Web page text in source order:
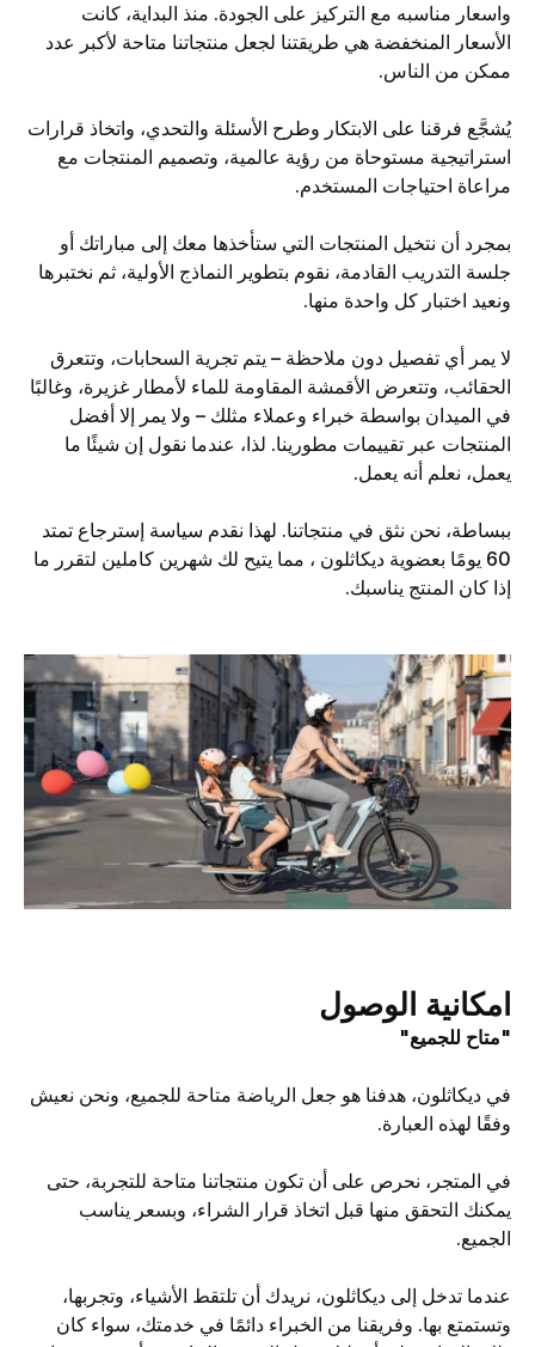
واسعار مناسبه مع التركيز على الجودة. منذ البداية، كانت
الأسعار المنخفضة هي طريقتنا لجعل منتجاتنا متاحة لأكبر عدد
ممكن من الناس.
يُشجَّع فرقنا على الابتكار وطرح الأسئلة والتحدي، واتخاذ قرارات
استراتيجية مستوحاة من رؤية عالمية، وتصميم المنتجات مع
مراعاة احتياجات المستخدم.
بمجرد أن نتخيل المنتجات التي ستأخذها معك إلى مباراتك أو
جلسة التدريب القادمة، نقوم بتطوير النماذج الأولية، ثم نختبرها
ونعيد اختبار كل واحدة منها.
لا يمر أي تفصيل دون ملاحظة – يتم تجرية السحابات، وتتعرق
الحقائب، وتتعرض الأقمشة المقاومة للماء لأمطار غزيرة، وغالبًا
في الميدان بواسطة خبراء وعملاء مثلك – ولا يمر إلا أفضل
المنتجات عبر تقييمات مطورينا. لذا، عندما نقول إن شيئًا ما
يعمل، نعلم أنه يعمل.
ببساطة، نحن نثق في منتجاتنا. لهذا نقدم سياسة إسترجاع تمتد
60 يومًا بعضوية ديكاثلون ، مما يتيح لك شهرين كاملين لتقرر ما
إذا كان المنتج يناسبك.
امكانية الوصول
"متاح للجميع"
في ديكاثلون، هدفنا هو جعل الرياضة متاحة للجميع، ونحن نعيش
وفقًا لهذه العبارة.
في المتجر، نحرص على أن تكون منتجاتنا متاحة للتجربة، حتى
يمكنك التحقق منها قبل اتخاذ قرار الشراء، وبسعر يناسب
الجميع.
عندما تدخل إلى ديكاثلون، نريدك أن تلتقط الأشياء، وتجربها،
وتستمتع بها. وفريقنا من الخبراء دائمًا في خدمتك، سواء كان